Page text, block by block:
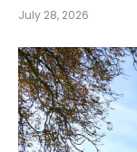
July 28, 2026